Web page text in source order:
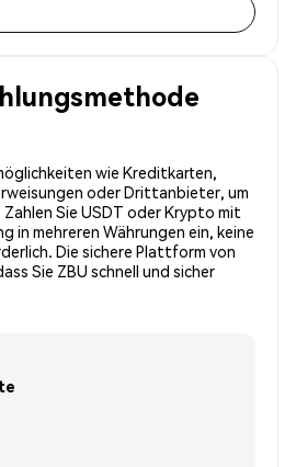
wie Kreditkarten,
oder Drittanbieter, um
Sie USDT oder Krypto mit
in mehreren Währungen ein, keine
Die sichere Plattform von
Sie ZBU schnell und sicher